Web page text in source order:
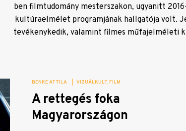
ben filmtudomány mesterszakon, ugyanitt
kultúraelmélet programjának hallgatója volt.
tevékenykedik, valamint filmes műfajelméleti
BENKE ATTILA VIZUÁLKULT FILM
A rettegés foka
Magyarországon